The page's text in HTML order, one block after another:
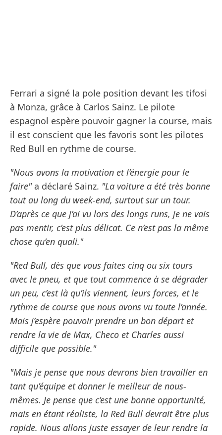
Ferrari a signé la pole position devant les tifosi
à Monza, grâce à Carlos Sainz. Le pilote
espagnol espère pouvoir gagner la course, mais
il est conscient que les favoris sont les pilotes
Red Bull en rythme de course.
"Nous avons la motivation et l’énergie pour le
faire"a déclaré Sainz. "La voiture a été très bonne
tout au long du week-end, surtout sur un tour.
D’après ce que j’ai vu lors des longs runs, je ne vais
pas mentir, c’est plus délicat. Ce n’est pas la même
chose qu’en quali."
"Red Bull, dès que vous faites cinq ou six tours
avec le pneu, et que tout commence à se dégrader
un peu, c’est là qu’ils viennent, leurs forces, et le
rythme de course que nous avons vu toute l’année.
Mais j’espère pouvoir prendre un bon départ et
rendre la vie de Max, Checo et Charles aussi
difficile que possible."
"Mais je pense que nous devrons bien travailler en
tant qu’équipe et donner le meilleur de nous-
mêmes. Je pense que c’est une bonne opportunité,
mais en étant réaliste, la Red Bull devrait être plus
rapide. Nous allons juste essayer de leur rendre la